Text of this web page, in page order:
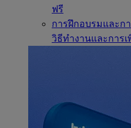
ฟรี
การฝึกอบรมและก
วิธีทำงานและการ